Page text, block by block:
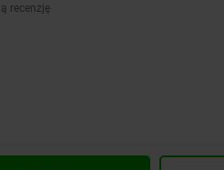
recenzję